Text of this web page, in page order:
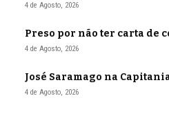
4 de Agosto, 2026
Preso por não ter carta de
4 de Agosto, 2026
José Saramago na
4 de Agosto, 2026